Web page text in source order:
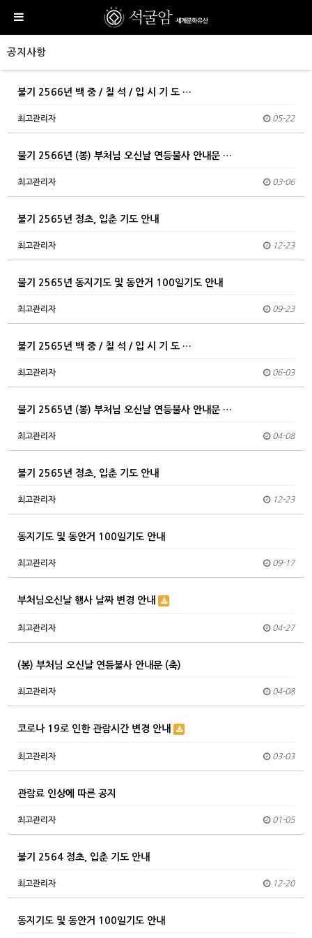
공지사항
불기 2566년 백 중 / 칠 석 / 입 시 기 도 …
최고관리자 05-22
불기 2566년 (봉) 부처님 오신날 연등불사 안내문 …
최고관리자 03-06
불기 2565년 정초, 입춘 기도 안내
최고관리자 12-23
불기 2565년 동지기도 및 동안거 100일기도 안내
최고관리자 09-23
불기 2565년 백 중 / 칠 석 / 입 시 기 도 …
최고관리자 06-03
불기 2565년 (봉) 부처님 오신날 연등불사 안내문 …
최고관리자 04-08
불기 2565년 정초, 입춘 기도 안내
최고관리자 12-23
동지기도 및 동안거 100일기도 안내
최고관리자 09-17
부처님오신날 행사 날짜 변경 안내
최고관리자 04-27
(봉) 부처님 오신날 연등불사 안내문 (축)
최고관리자 04-08
코로나 19로 인한 관람시간 변경 안내
최고관리자 03-03
관람료 인상에 따른 공지
최고관리자 01-05
불기 2564 정초, 입춘 기도 안내
최고관리자 12-20
동지기도 및 동안거 100일기도 안내